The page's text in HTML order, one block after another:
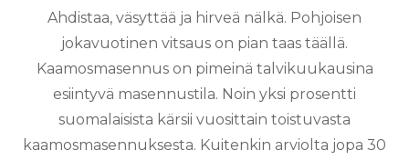
Ahdistaa, väsyttää ja hirveä nälkä. Pohjoisen
jokavuotinen vitsaus on pian taas täällä.
Kaamosmasennus on pimeinä talvikuukausina
esiintyvä masennustila. Noin yksi prosentti
suomalaisista kärsii vuosittain toistuvasta
kaamosmasennuksesta. Kuitenkin arviolta jopa 30